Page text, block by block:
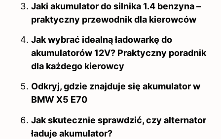
Jaki akumulator do silnika 1.4 benzyna –
praktyczny przewodnik dla kierowców
Jak wybrać idealną ładowarkę do
akumulatorów 12V? Praktyczny poradnik
dla każdego kierowcy
Odkryj, gdzie znajduje się akumulator w
BMW X5 E70
Jak skutecznie sprawdzić, czy alternator
ładuje akumulator?